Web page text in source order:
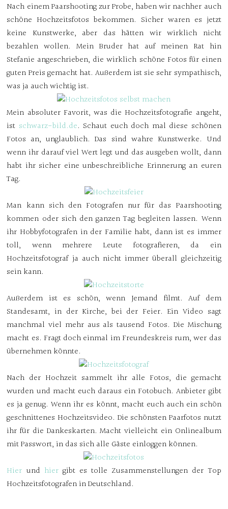
Nach einem Paarshooting zur Probe, haben wir nachher auch
schöne Hochzeitsfotos bekommen. Sicher waren es jetzt
keine Kunstwerke, aber das hätten wir wirklich nicht
bezahlen wollen. Mein Bruder hat auf meinen Rat hin
Stefanie angeschrieben, die wirklich schöne Fotos für einen
guten Preis gemacht hat. Außerdem ist sie sehr sympathisch,
was ja auch wichtig ist.
Mein absoluter Favorit, was die Hochzeitsfotografie angeht,
ist schwarz-bild.de. Schaut euch doch mal diese schönen
Fotos an, unglaublich. Das sind wahre Kunstwerke. Und
wenn ihr darauf viel Wert legt und das ausgeben wollt, dann
habt ihr sicher eine unbeschreibliche Erinnerung an euren
Tag.
Man kann sich den Fotografen nur für das Paarshooting
kommen oder sich den ganzen Tag begleiten lassen. Wenn
ihr Hobbyfotografen in der Familie habt, dann ist es immer
toll, wenn mehrere Leute fotografieren, da ein
Hochzeitsfotograf ja auch nicht immer überall gleichzeitig
sein kann.
Außerdem ist es schön, wenn Jemand filmt. Auf dem
Standesamt, in der Kirche, bei der Feier. Ein Video sagt
manchmal viel mehr aus als tausend Fotos. Die Mischung
macht es. Fragt doch einmal im Freundeskreis rum, wer das
übernehmen könnte.
Nach der Hochzeit sammelt ihr alle Fotos, die gemacht
wurden und macht euch daraus ein Fotobuch. Anbieter gibt
es ja genug. Wenn ihr es könnt, macht euch auch ein schön
geschnittenes Hochzeitsvideo. Die schönsten Paarfotos nutzt
ihr für die Dankeskarten. Macht vielleicht ein Onlinealbum
mit Passwort, in das sich alle Gäste einloggen können.
Hier und hiergibt es tolle Zusammenstellungen der Top
Hochzeitsfotografen in Deutschland.